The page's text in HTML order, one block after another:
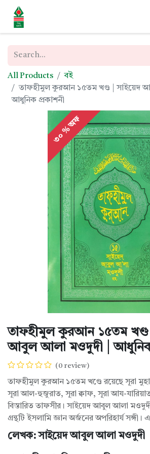
All Products
বই
তাফহীমুল কুরআন ১৫তম খণ্ড | সাইয়েদ
আধুনিক প্রকাশনী
৩০ % অফ
তাফহীমুল কুরআন ১৫তম খণ্ড
আবুল আলা মওদুদী | আধুনিক
(0 review)
তাফহীমুল কুরআন ১৫তম খণ্ডে রয়েছে সূরা
সূরা আল-হুজুরাত, সূরা ক্বাফ, সূরা আয-
বিস্তারিত তাফসীর। সাইয়েদ আবুল আলা
গ্রন্থটি ইসলামি জ্ঞান অর্জনের অপরিহার্য
লেখক: সাইয়েদ আবুল আলা মওদুদী